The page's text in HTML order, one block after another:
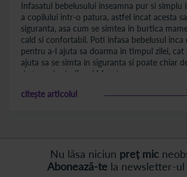
Infasatul bebelusului inseamna pur si simplu
a copilului intr-o patura, astfel incat acesta
siguranta, asa cum se simtea in burtica
cald si confortabil. Poti infasa bebelusul inca
pentru a-l ajuta sa doarma in timpul zilei, cat
ajuta sa se simta in siguranta si poate chiar
de tresarire (reflexul Moro).
citește articolul
Nu lăsa niciun preț mic
Abonează-tela newsletter-ul